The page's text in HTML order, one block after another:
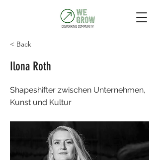
< Back
Ilona Roth
Shapeshifter zwischen Unternehmen,
Kunst und Kultur